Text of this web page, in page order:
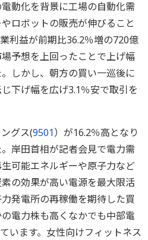
動化を背景に工場の自動化需
ロボットの販売が伸びること
利益が前期比36.2％増の720億
予想を上回ったことで上げ幅
しかし、朝方の買い一巡後に
下げ幅を広げ3.1％安で取引を
グス(9501）が16.2％高となり
岸田首相が記者会見で電力需
可能エネルギーや原子力など
の効果が高い電源を最大限活
発電所の再稼働を期待した買
電力株も高くなかでも中部電
います。女性向けフィットネス